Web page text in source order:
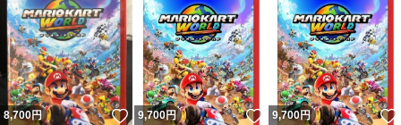
8,700円 いいね！
9,700円 いいね！
9,700円